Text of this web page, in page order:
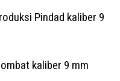
Pindad kaliber 9
kaliber 9 mm